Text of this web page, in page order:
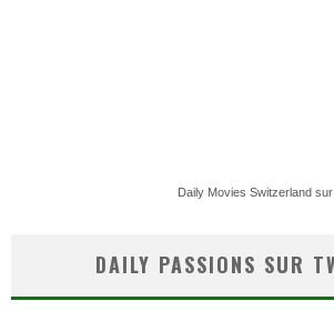
Daily Movies Switzerland sur
DAILY PASSIONS SUR